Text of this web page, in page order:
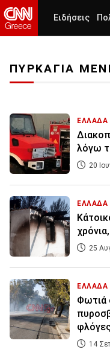
Ειδήσεις
ΠΥΡΚΑΓΙΑ
ΕΛΛΑΔΑ
λόγω
20
ΕΛΛΑΔΑ
25
ΕΛΛΑΔΑ
Φωτιά
14